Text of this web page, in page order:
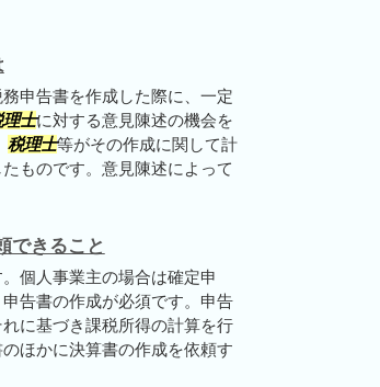
申告書を作成した際に、一定
理士に対する意見陳述の機会を
税理士等がその作成に関して計
ものです。意見陳述によって
できること
個人事業主の場合は確定申
告書の作成が必須です。申告
に基づき課税所得の計算を行
ほかに決算書の作成を依頼す